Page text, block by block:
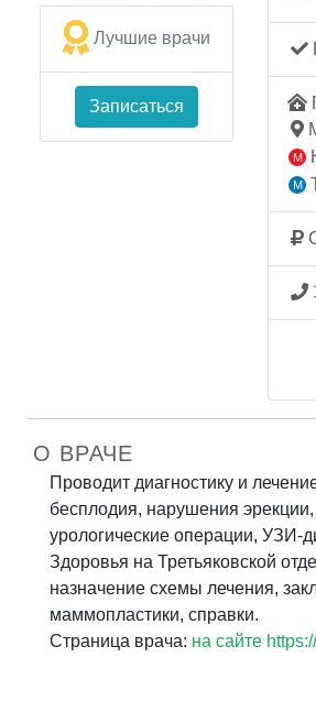
Лучшие врачи
Записаться
О ВРАЧЕ
Проводит диагностику и
бесплодия, нарушения
урологические операции, УЗИ-
Здоровья на Третьяковской
назначение схемы лечения,
маммопластики, справки.
Страница врача: на сайте